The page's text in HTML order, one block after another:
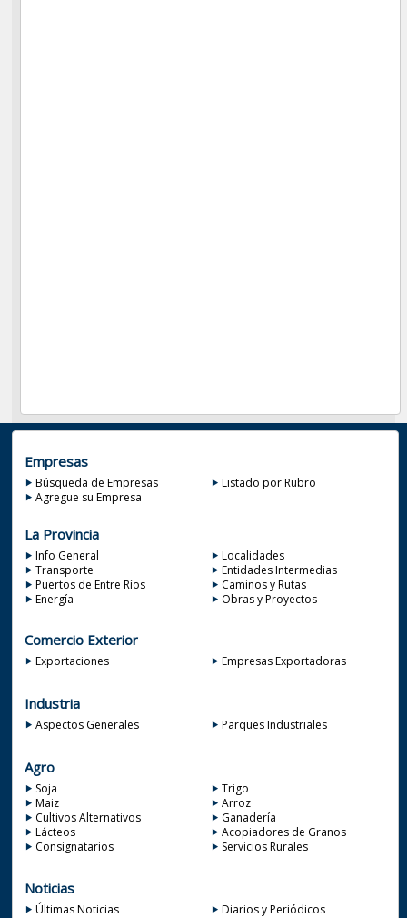
Empresas
Búsqueda de Empresas
Listado por Rubro
Agregue su Empresa
La Provincia
Info General
Localidades
Transporte
Entidades Intermedias
Puertos de Entre Ríos
Caminos y Rutas
Energía
Obras y Proyectos
Comercio Exterior
Exportaciones Empresas Exportadoras
Industria
Aspectos Generales Parques Industriales
Agro
Soja
Trigo
Maiz
Arroz
Cultivos Alternativos
Ganadería
Lácteos
Acopiadores de Granos
Consignatarios
Servicios Rurales
Noticias
Últimas Noticias
Diarios y Periódicos